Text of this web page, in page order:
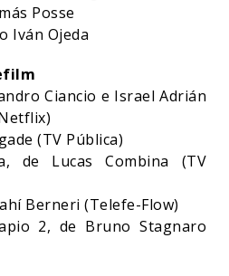
Posse
Iván Ojeda
Ciancio e Israel Adrián
(TV Pública)
de Lucas Combina (TV
Berneri (Telefe-Flow)
2, de Bruno Stagnaro